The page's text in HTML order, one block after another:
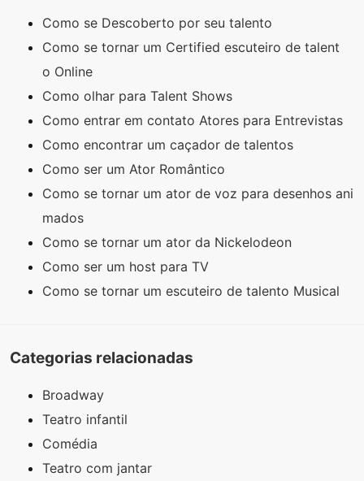
Como se Descoberto por seu talento
Como se tornar um Certified escuteiro de talent
o Online
Como olhar para Talent Shows
Como entrar em contato Atores para Entrevistas
Como encontrar um caçador de talentos
Como ser um Ator Romântico
Como se tornar um ator de voz para desenhos ani
mados
Como se tornar um ator da Nickelodeon
Como ser um host para TV
Como se tornar um escuteiro de talento Musical
Categorias relacionadas
Broadway
Teatro infantil
Comédia
Teatro com jantar